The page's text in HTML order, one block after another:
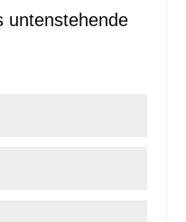
untenstehende